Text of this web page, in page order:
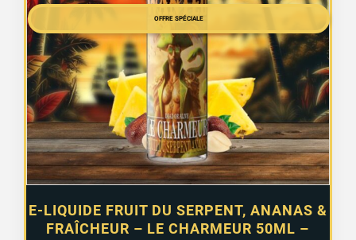
OFFRE SPÉCIALE
E-LIQUIDE FRUIT DU SERPENT, ANANAS &
FRAÎCHEUR – LE CHARMEUR 50ML –
12,99 €.
est :
7,99 €.